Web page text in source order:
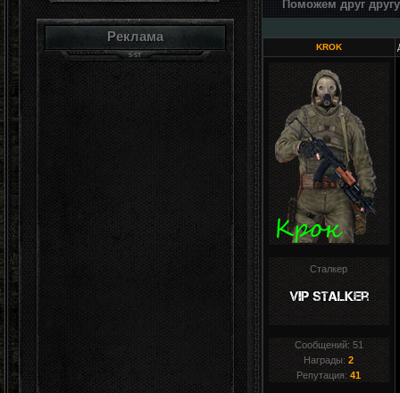
Реклама
Поможем друг
KROK
Сталкер
Сообщений: 51
Награды:2
Репутация:41